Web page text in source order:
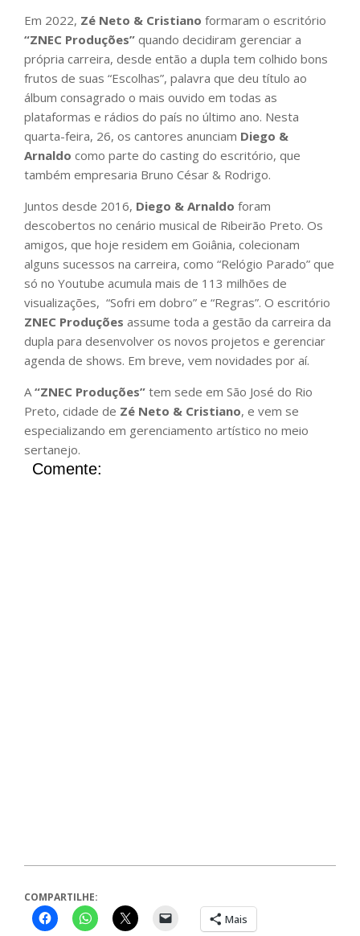
Em 2022, Zé Neto & Cristiano formaram o escritório
“ZNEC Produções” quando decidiram gerenciar a
própria carreira, desde então a dupla tem colhido bons
frutos de suas “Escolhas”, palavra que deu título ao
álbum consagrado o mais ouvido em todas as
plataformas e rádios do país no último ano. Nesta
quarta-feira, 26, os cantores anunciam Diego &
Arnaldo como parte do casting do escritório, que
também empresaria Bruno César & Rodrigo.
Juntos desde 2016, Diego & Arnaldo foram
descobertos no cenário musical de Ribeirão Preto. Os
amigos, que hoje residem em Goiânia, colecionam
alguns sucessos na carreira, como “Relógio Parado” que
só no Youtube acumula mais de 113 milhões de
visualizações, “Sofri em dobro” e “Regras”. O escritório
ZNEC Produções assume toda a gestão da carreira da
dupla para desenvolver os novos projetos e gerenciar
agenda de shows. Em breve, vem novidades por aí.
A“ZNEC Produções” tem sede em São José do Rio
Preto, cidade de Zé Neto & Cristiano, e vem se
especializando em gerenciamento artístico no meio
sertanejo.
Comente:
COMPARTILHE:
Mais